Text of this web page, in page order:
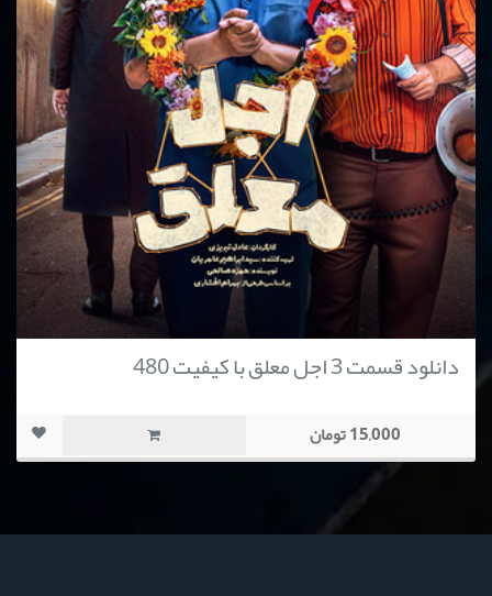
دانلود قسمت 3 اجل معلق با کیفیت 480
15,000 تومان